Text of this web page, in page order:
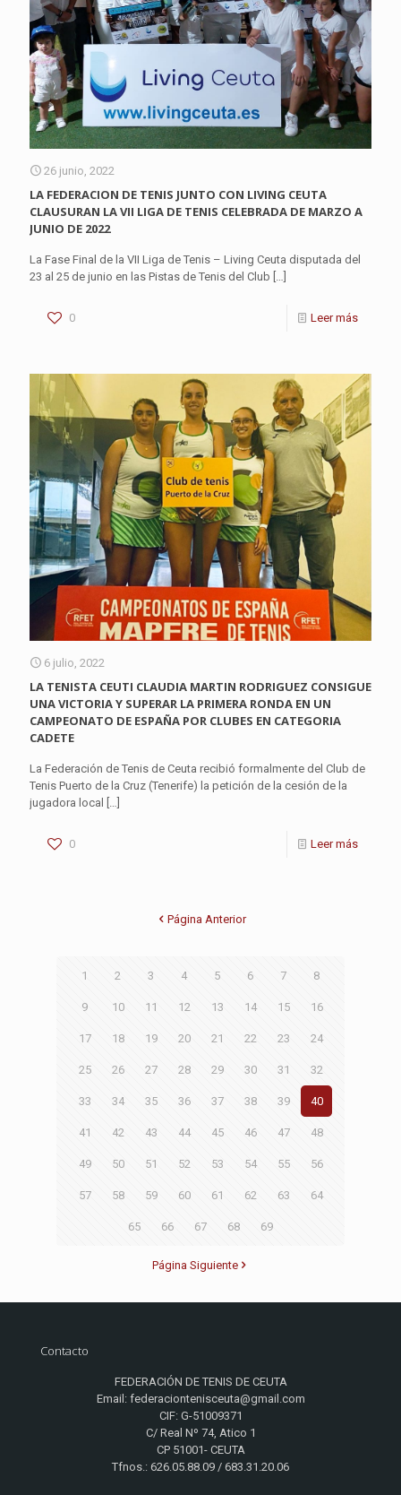
26 junio, 2022
LA FEDERACION DE TENIS JUNTO CON LIVING CEUTA
CLAUSURAN LA VII LIGA DE TENIS CELEBRADA DE MARZO A
JUNIO DE 2022
La Fase Final de la VII Liga de Tenis – Living Ceuta disputada del
23 al 25 de junio en las Pistas de Tenis del Club
0 Leer más
6 julio, 2022
LA TENISTA CEUTI CLAUDIA MARTIN RODRIGUEZ CONSIGUE
UNA VICTORIA Y SUPERAR LA PRIMERA RONDA EN UN
CAMPEONATO DE ESPAÑA POR CLUBES EN CATEGORIA
CADETE
La Federación de Tenis de Ceuta recibió formalmente del Club de
Tenis Puerto de la Cruz (Tenerife) la petición de la cesión de la
jugadora local
[…]
0 Leer más
Página Anterior
1 2 3 4 5 6 7 8
9 10 11 12 13 14 15 16
17 18 19 20 21 22 23 24
25 26 27 28 29 30 31 32
33 34 35 36 37 38 39 40
41 42 43 44 45 46 47 48
49 50 51 52 53 54 55 56
57 58 59 60 61 62 63 64
65 66 67 68 69
Página Siguiente
Contacto
FEDERACIÓN DE TENIS DE CEUTA
Email: federaciontenisceuta@gmail.com
CIF: G-51009371
C/ Real Nº 74, Atico 1
CP 51001- CEUTA
Tfnos.: 626.05.88.09 / 683.31.20.06